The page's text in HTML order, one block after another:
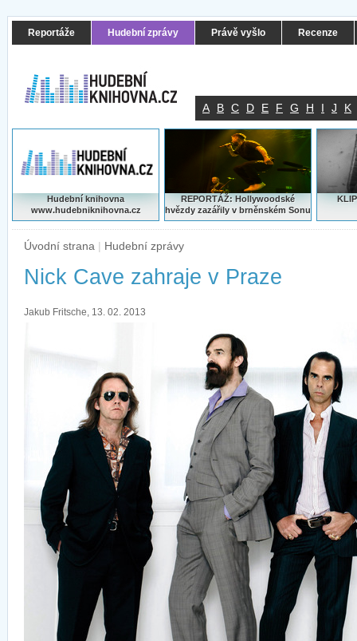
Reportáže Hudební zprávy Právě vyšlo Recenze
A B C D E F G H I J K
Hudební knihovna
www.hudebniknihovna.cz
REPORTÁŽ: Hollywoodské
hvězdy zazářily v brněnském Sonu
Úvodní strana | Hudební zprávy
Nick Cave zahraje v Praze
Jakub Fritsche, 13. 02. 2013